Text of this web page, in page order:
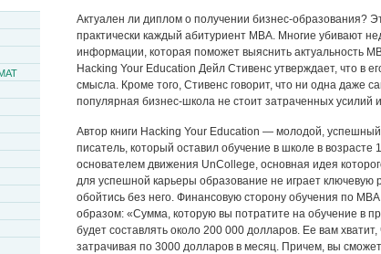
Актуален ли диплом о получении бизнес-образования?
практически каждый абитуриент МВА. Многие убивают
информации, которая поможет выяснить актуальность
Hacking Your Education Дейл Стивенс утверждает, что в
смысла. Кроме того, Стивенс говорит, что ни одна даже
популярная бизнес-школа не стоит затраченных усилий
Автор книги Hacking Your Education — молодой,
писатель, который оставил обучение в школе в возрасте
основателем движения UnCollegе, основная идея
для успешной карьеры образование не играет ключевую
обойтись без него. Финансовую сторону обучения по
образом: «Сумма, которую вы потратите на обучение в
будет составлять около 200 000 долларов. Ее вам хватит,
затрачивая по 3000 долларов в месяц. Причем, вы